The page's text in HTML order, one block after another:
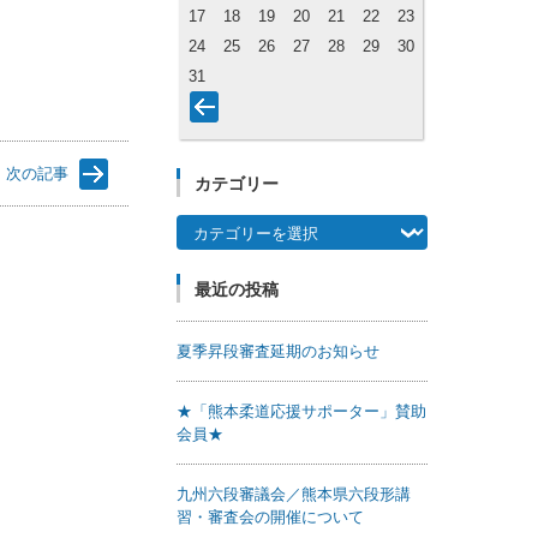
次の記事
17
18 19 20 21 22
23
24
25 26 27 28 29
30
31
カテゴリー
カテゴリー
最近の投稿
夏季昇段審査延期のお知らせ
★「熊本柔道応援サポーター」賛助
会員★
九州六段審議会／熊本県六段形講
習・審査会の開催について